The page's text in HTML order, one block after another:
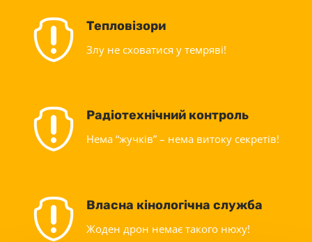
 Тепловізори
Злу не сховатися у темряві!
 Радіотехнічний контроль
Нема “жучків” – нема витоку секретів!
 Власна кінологічна служба
Жоден дрон немає такого нюху!